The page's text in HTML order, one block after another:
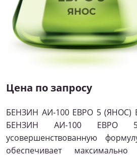
Цена по запросу
БЕНЗИН АИ-100 ЕВРО 5 (ЯНОС)
БЕНЗИН АИ-100 ЕВРО
усовершенствованную
обеспечивает